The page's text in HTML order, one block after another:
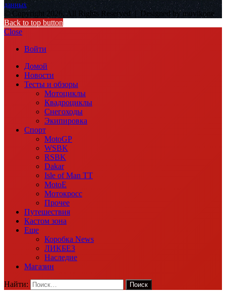
данных
© Copyright 2026, All Rights Reserved | Designed by muvikone
Back to top button
Close
Войти
Домой
Новости
Тесты и обзоры
Мотоциклы
Квадроциклы
Снегоходы
Экипировка
Спорт
MotoGP
WSBK
RSBK
Dakar
Isle of Man TT
MotoE
Мотокросс
Прочее
Путешествия
Кастом зона
Еще
Коробка News
ЛИКБЕЗ
Наследие
Магазин
Найти: